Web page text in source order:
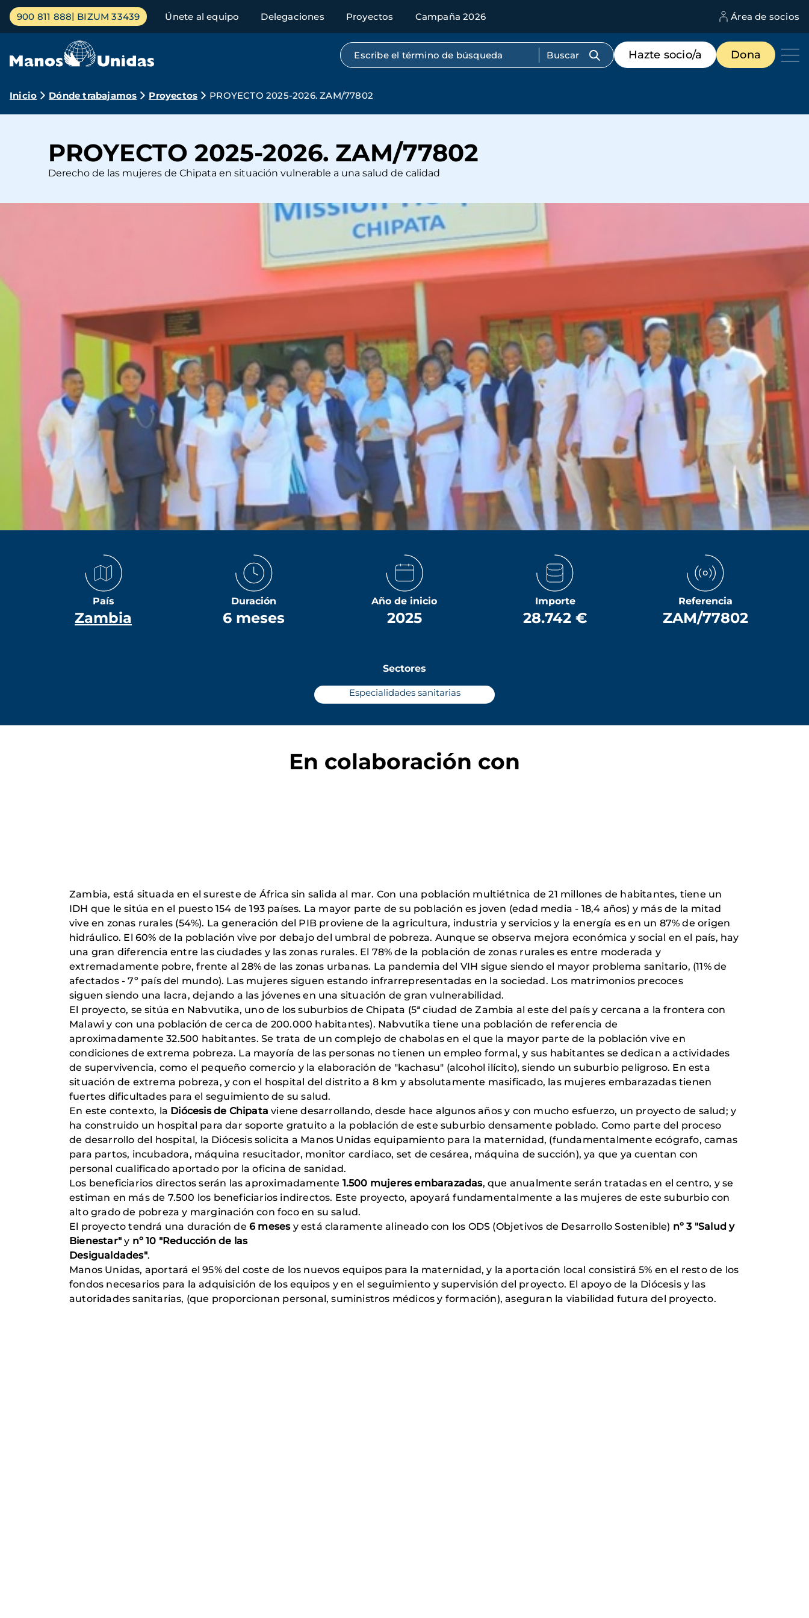
Pasar
contenido
Menú
principal
900 811 888 BIZUM 33439 Únete al equipo Delegaciones Proyectos Campaña 2026 Área de socios
Búsqueda por texto completo
Menú
de
destacados
Hazte socio/a Dona
Ruta
navegación
Inicio Dónde trabajamos Proyectos PROYECTO 2025-2026. ZAM/77802
PROYECTO 2025-2026. ZAM/77802
Derecho de las mujeres de Chipata en situación vulnerable a una salud de calidad
País
Zambia
Duración
6 meses
Año de inicio
2025
Importe
28.742 €
Referencia
ZAM/77802
Sectores
Especialidades sanitarias
En colaboración con
Zambia, está situada en el sureste de África sin salida al mar. Con una población multiétnica de 21 millones de habitantes, tiene un
IDH que le sitúa en el puesto 154 de 193 países. La mayor parte de su población es joven (edad media - 18,4 años) y más de la mitad
vive en zonas rurales (54%). La generación del PIB proviene de la agricultura, industria y servicios y la energía es en un 87% de origen
hidráulico. El 60% de la población vive por debajo del umbral de pobreza. Aunque se observa mejora económica y social en el país, hay
una gran diferencia entre las ciudades y las zonas rurales. El 78% de la población de zonas rurales es entre moderada y
extremadamente pobre, frente al 28% de las zonas urbanas. La pandemia del VIH sigue siendo el mayor problema sanitario, (11% de
afectados - 7º país del mundo). Las mujeres siguen estando infrarrepresentadas en la sociedad. Los matrimonios precoces
siguen siendo una lacra, dejando a las jóvenes en una situación de gran vulnerabilidad.
El proyecto, se sitúa en Nabvutika, uno de los suburbios de Chipata (5ª ciudad de Zambia al este del país y cercana a la frontera con
Malawi y con una población de cerca de 200.000 habitantes). Nabvutika tiene una población de referencia de
aproximadamente 32.500 habitantes. Se trata de un complejo de chabolas en el que la mayor parte de la población vive en
condiciones de extrema pobreza. La mayoría de las personas no tienen un empleo formal, y sus habitantes se dedican a actividades
de supervivencia, como el pequeño comercio y la elaboración de "kachasu" (alcohol ilícito), siendo un suburbio peligroso. En esta
situación de extrema pobreza, y con el hospital del distrito a 8 km y absolutamente masificado, las mujeres embarazadas tienen
fuertes dificultades para el seguimiento de su salud.
En este contexto, la Diócesis de Chipata viene desarrollando, desde hace algunos años y con mucho esfuerzo, un proyecto de salud; y
ha construido un hospital para dar soporte gratuito a la población de este suburbio densamente poblado. Como parte del proceso
de desarrollo del hospital, la Diócesis solicita a Manos Unidas equipamiento para la maternidad, (fundamentalmente ecógrafo, camas
para partos, incubadora, máquina resucitador, monitor cardiaco, set de cesárea, máquina de succión), ya que ya cuentan con
personal cualificado aportado por la oficina de sanidad.
Los beneficiarios directos serán las aproximadamente 1.500 mujeres embarazadas, que anualmente serán tratadas en el centro, y se
estiman en más de 7.500 los beneficiarios indirectos. Este proyecto, apoyará fundamentalmente a las mujeres de este suburbio con
alto grado de pobreza y marginación con foco en su salud.
El proyecto tendrá una duración de 6 mesesy está claramente alineado con los ODS (Objetivos de Desarrollo Sostenible) nº 3 "Salud y
Bienestar"y nº 10 "Reducción de las
Desigualdades".
Manos Unidas, aportará el 95% del coste de los nuevos equipos para la maternidad, y la aportación local consistirá 5% en el resto de los
fondos necesarios para la adquisición de los equipos y en el seguimiento y supervisión del proyecto. El apoyo de la Diócesis y las
autoridades sanitarias, (que proporcionan personal, suministros médicos y formación), aseguran la viabilidad futura del proyecto.